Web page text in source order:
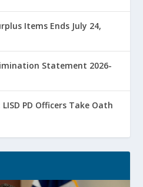
Items Ends July 24,
Statement 2026-
PD Officers Take Oath